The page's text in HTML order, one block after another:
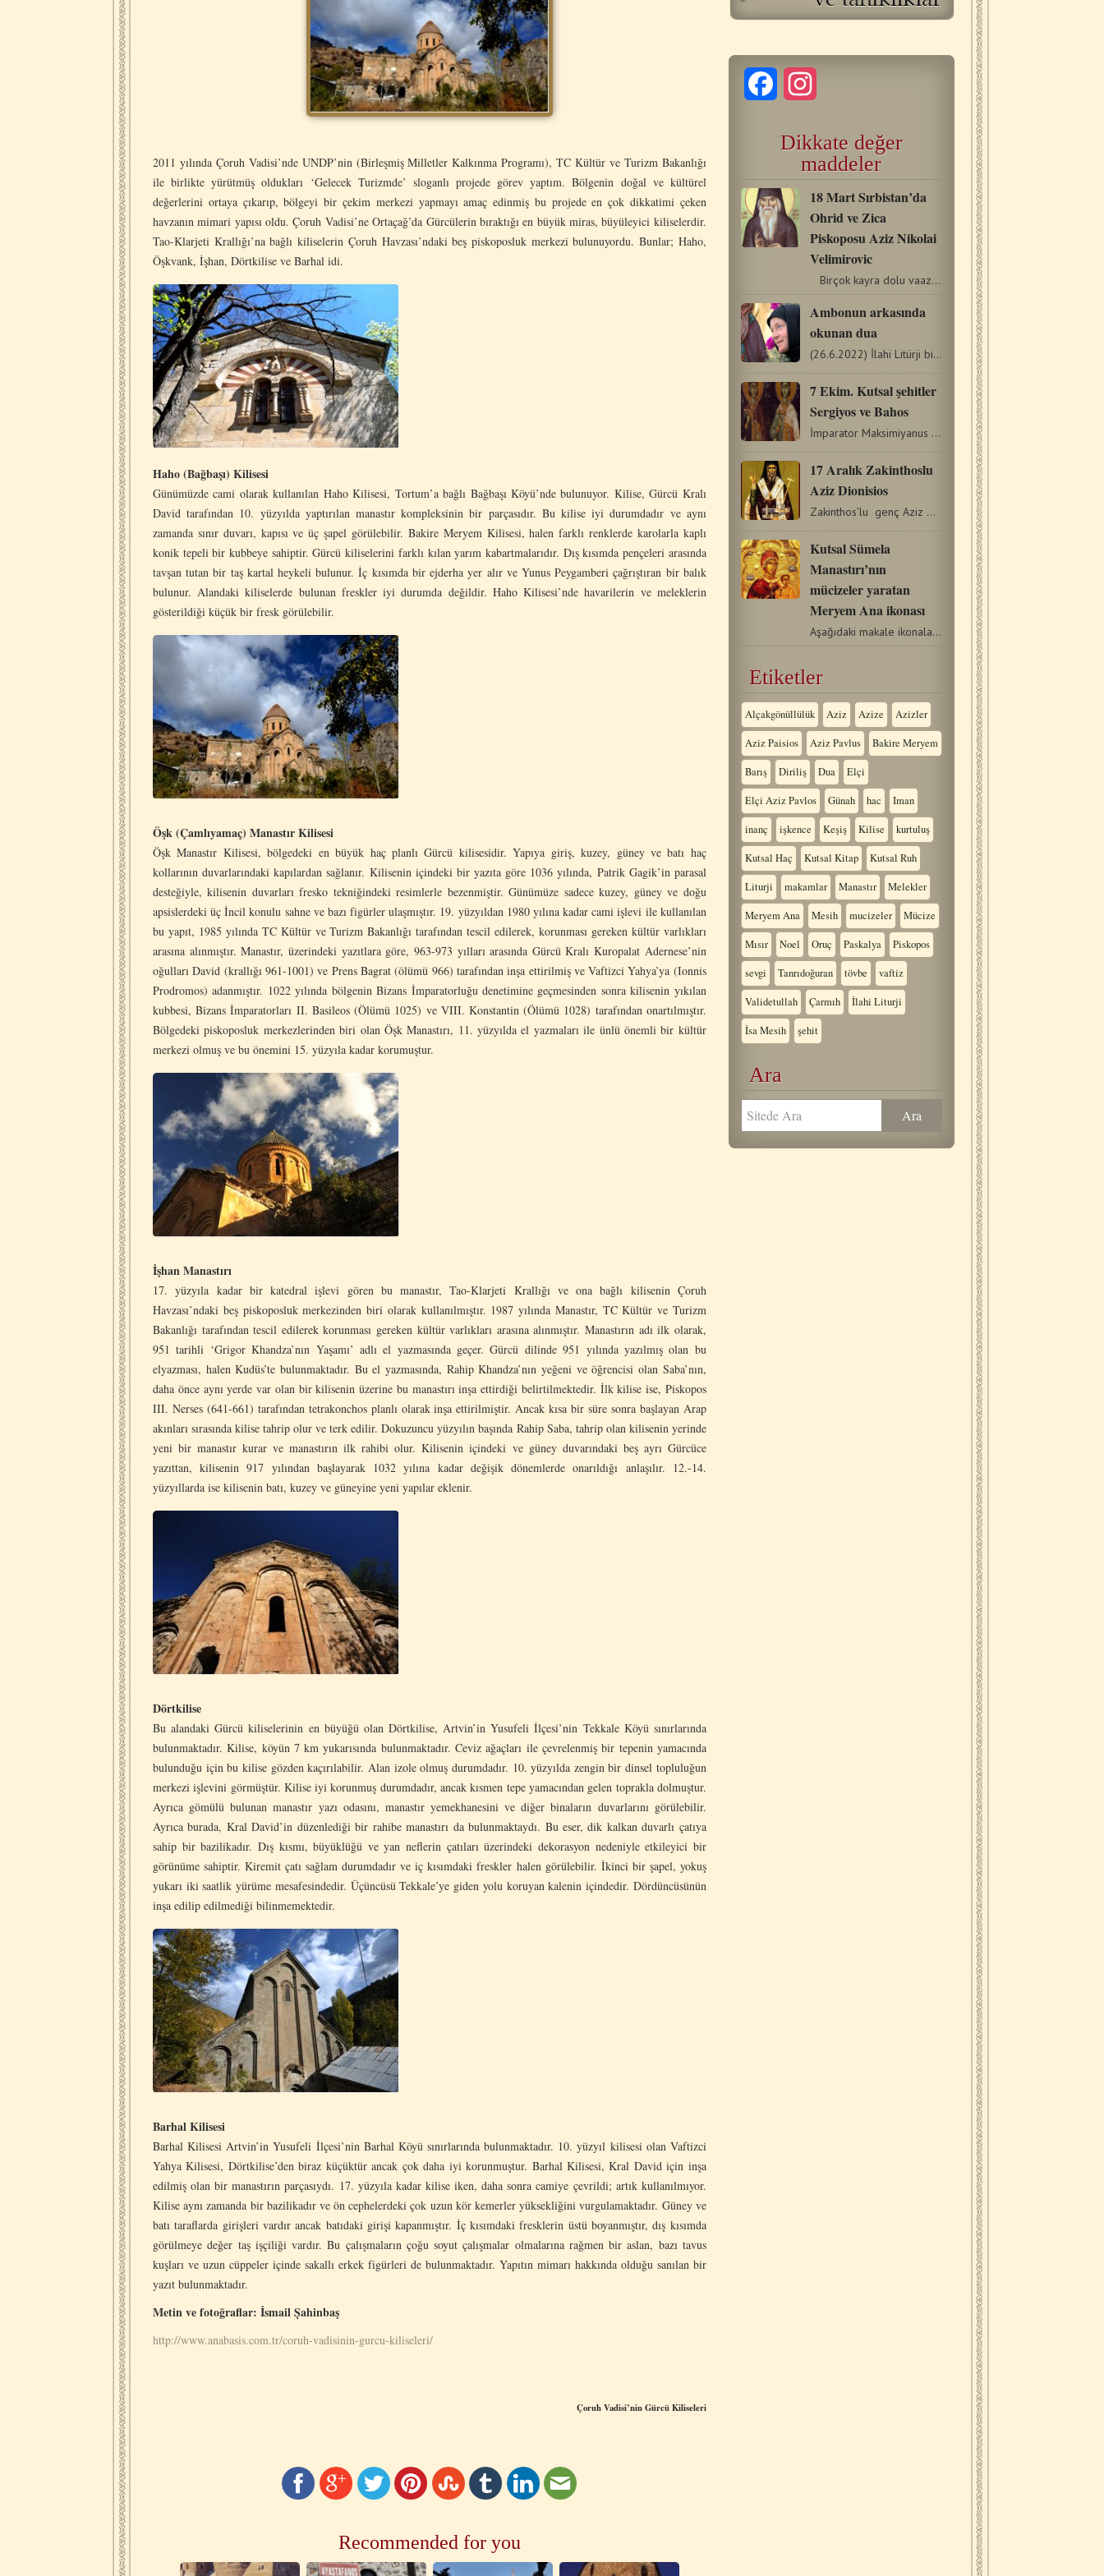
2011 yılında Çoruh Vadisi’nde UNDP’nin (Birleşmiş Milletler Kalkınma Programı), TC Kültür ve Turizm Bakanlığı
ile birlikte yürütmüş oldukları ‘Gelecek Turizmde’ sloganlı projede görev yaptım. Bölgenin doğal ve kültürel
değerlerini ortaya çıkarıp, bölgeyi bir çekim merkezi yapmayı amaç edinmiş bu projede en çok dikkatimi çeken
havzanın mimari yapısı oldu. Çoruh Vadisi’ne Ortaçağ’da Gürcülerin bıraktığı en büyük miras, büyüleyici kiliselerdir.
Tao-Klarjeti Krallığı’na bağlı kiliselerin Çoruh Havzası’ndaki beş piskoposluk merkezi bulunuyordu. Bunlar; Haho,
Öşkvank, İşhan, Dörtkilise ve Barhal idi.
Haho (Bağbaşı) Kilisesi
Günümüzde cami olarak kullanılan Haho Kilisesi, Tortum’a bağlı Bağbaşı Köyü’nde bulunuyor. Kilise, Gürcü Kralı
David tarafından 10. yüzyılda yaptırılan manastır kompleksinin bir parçasıdır. Bu kilise iyi durumdadır ve aynı
zamanda sınır duvarı, kapısı ve üç şapel görülebilir. Bakire Meryem Kilisesi, halen farklı renklerde karolarla kaplı
konik tepeli bir kubbeye sahiptir. Gürcü kiliselerini farklı kılan yarım kabartmalarıdır. Dış kısımda pençeleri arasında
tavşan tutan bir taş kartal heykeli bulunur. İç kısımda bir ejderha yer alır ve Yunus Peygamberi çağrıştıran bir balık
bulunur. Alandaki kiliselerde bulunan freskler iyi durumda değildir. Haho Kilisesi’nde havarilerin ve meleklerin
gösterildiği küçük bir fresk görülebilir.
Öşk (Çamlıyamaç) Manastır Kilisesi
Öşk Manastır Kilisesi, bölgedeki en büyük haç planlı Gürcü kilisesidir. Yapıya giriş, kuzey, güney ve batı haç
kollarının duvarlarındaki kapılardan sağlanır. Kilisenin içindeki bir yazıta göre 1036 yılında, Patrik Gagik’in parasal
desteğiyle, kilisenin duvarları fresko tekniğindeki resimlerle bezenmiştir. Günümüze sadece kuzey, güney ve doğu
apsislerdeki üç İncil konulu sahne ve bazı figürler ulaşmıştır. 19. yüzyıldan 1980 yılına kadar cami işlevi ile kullanılan
bu yapıt, 1985 yılında TC Kültür ve Turizm Bakanlığı tarafından tescil edilerek, korunması gereken kültür varlıkları
arasına alınmıştır. Manastır, üzerindeki yazıtlara göre, 963-973 yılları arasında Gürcü Kralı Kuropalat Adernese’nin
oğulları David (krallığı 961-1001) ve Prens Bagrat (ölümü 966) tarafından inşa ettirilmiş ve Vaftizci Yahya’ya (Ionnis
Prodromos) adanmıştır. 1022 yılında bölgenin Bizans İmparatorluğu denetimine geçmesinden sonra kilisenin yıkılan
kubbesi, Bizans İmparatorları II. Basileos (Ölümü 1025) ve VIII. Konstantin (Ölümü 1028) tarafından onartılmıştır.
Bölgedeki piskoposluk merkezlerinden biri olan Öşk Manastırı, 11. yüzyılda el yazmaları ile ünlü önemli bir kültür
merkezi olmuş ve bu önemini 15. yüzyıla kadar korumuştur.
İşhan Manastırı
17. yüzyıla kadar bir katedral işlevi gören bu manastır, Tao-Klarjeti Krallığı ve ona bağlı kilisenin Çoruh
Havzası’ndaki beş piskoposluk merkezinden biri olarak kullanılmıştır. 1987 yılında Manastır, TC Kültür ve Turizm
Bakanlığı tarafından tescil edilerek korunması gereken kültür varlıkları arasına alınmıştır. Manastırın adı ilk olarak,
951 tarihli ‘Grigor Khandza’nın Yaşamı’ adlı el yazmasında geçer. Gürcü dilinde 951 yılında yazılmış olan bu
elyazması, halen Kudüs’te bulunmaktadır. Bu el yazmasında, Rahip Khandza’nın yeğeni ve öğrencisi olan Saba’nın,
daha önce aynı yerde var olan bir kilisenin üzerine bu manastırı inşa ettirdiği belirtilmektedir. İlk kilise ise, Piskopos
III. Nerses (641-661) tarafından tetrakonchos planlı olarak inşa ettirilmiştir. Ancak kısa bir süre sonra başlayan Arap
akınları sırasında kilise tahrip olur ve terk edilir. Dokuzuncu yüzyılın başında Rahip Saba, tahrip olan kilisenin yerinde
yeni bir manastır kurar ve manastırın ilk rahibi olur. Kilisenin içindeki ve güney duvarındaki beş ayrı Gürcüce
yazıttan, kilisenin 917 yılından başlayarak 1032 yılına kadar değişik dönemlerde onarıldığı anlaşılır. 12.-14.
yüzyıllarda ise kilisenin batı, kuzey ve güneyine yeni yapılar eklenir.
Dörtkilise
Bu alandaki Gürcü kiliselerinin en büyüğü olan Dörtkilise, Artvin’in Yusufeli İlçesi’nin Tekkale Köyü sınırlarında
bulunmaktadır. Kilise, köyün 7 km yukarısında bulunmaktadır. Ceviz ağaçları ile çevrelenmiş bir tepenin yamacında
bulunduğu için bu kilise gözden kaçırılabilir. Alan izole olmuş durumdadır. 10. yüzyılda zengin bir dinsel topluluğun
merkezi işlevini görmüştür. Kilise iyi korunmuş durumdadır, ancak kısmen tepe yamacından gelen toprakla dolmuştur.
Ayrıca gömülü bulunan manastır yazı odasını, manastır yemekhanesini ve diğer binaların duvarlarını görülebilir.
Ayrıca burada, Kral David’in düzenlediği bir rahibe manastırı da bulunmaktaydı. Bu eser, dik kalkan duvarlı çatıya
sahip bir bazilikadır. Dış kısmı, büyüklüğü ve yan neflerin çatıları üzerindeki dekorasyon nedeniyle etkileyici bir
görünüme sahiptir. Kiremit çatı sağlam durumdadır ve iç kısımdaki freskler halen görülebilir. İkinci bir şapel, yokuş
yukarı iki saatlik yürüme mesafesindedir. Üçüncüsü Tekkale’ye giden yolu koruyan kalenin içindedir. Dördüncüsünün
inşa edilip edilmediği bilinmemektedir.
Barhal Kilisesi
Barhal Kilisesi Artvin’in Yusufeli İlçesi’nin Barhal Köyü sınırlarında bulunmaktadır. 10. yüzyıl kilisesi olan Vaftizci
Yahya Kilisesi, Dörtkilise’den biraz küçüktür ancak çok daha iyi korunmuştur. Barhal Kilisesi, Kral David için inşa
edilmiş olan bir manastırın parçasıydı. 17. yüzyıla kadar kilise iken, daha sonra camiye çevrildi; artık kullanılmıyor.
Kilise aynı zamanda bir bazilikadır ve ön cephelerdeki çok uzun kör kemerler yüksekliğini vurgulamaktadır. Güney ve
batı taraflarda girişleri vardır ancak batıdaki girişi kapanmıştır. İç kısımdaki fresklerin üstü boyanmıştır, dış kısımda
görülmeye değer taş işçiliği vardır. Bu çalışmaların çoğu soyut çalışmalar olmalarına rağmen bir aslan, bazı tavus
kuşları ve uzun cüppeler içinde sakallı erkek figürleri de bulunmaktadır. Yapıtın mimarı hakkında olduğu sanılan bir
yazıt bulunmaktadır.
Metin ve fotoğraflar: İsmail Şahinbaş
http://www.anabasis.com.tr/coruh-vadisinin-gurcu-kiliseleri/
Çoruh Vadisi’nin Gürcü Kiliseleri
Recommended for you
Facebook
Dikkate değer
maddeler
18 Mart Sırbistan’da
Ohrid ve Zica
Piskoposu Aziz Nikolai
Velimirovic
Birçok kayra dolu vaazından ve yazısından dolayı…
Ambonun arkasında
okunan dua
(26.6.2022) İlahi Litürji bir süreçtir. Amacı ve sonu Tanrı’nın…
7 Ekim. Kutsal şehitler
Sergiyos ve Bahos
İmparator Maksimiyanus döneminde yaklaşık 296 senesinde…
17 Aralık Zakinthoslu
Aziz Dionisios
Zakinthos’lu genç Aziz Dionisios, zamanımıza yakın yιllarda…
Kutsal Sümela
Manastırı’nın
mücizeler yaratan
Meryem Ana ikonası
Aşağıdaki makale ikonaların tarihi ile ilgilidir. Bazı…
Etiketler
Alçakgönüllülük Aziz Azize Azizler
Aziz Paisios Aziz Pavlus Bakire Meryem
Barış Diriliş Dua Elçi
Elçi Aziz Pavlos Günah hac Iman
inanç işkence Keşiş Kilise kurtuluş
Kutsal Haç Kutsal Kitap Kutsal Ruh
Liturji makamlar Manastır Melekler
Meryem Ana Mesih mucizeler Mücize
Mısır Noel Oruç Paskalya Piskopos
sevgi Tanrıdoğuran tövbe vaftiz
Validetullah Çarmıh İlahi Liturji
İsa Mesih şehit
Ara